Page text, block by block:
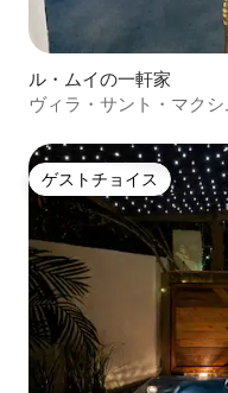
ル・ムイの一軒家
ヴィラ・サント・マク
ゲストチョイス
ゲストチョイス